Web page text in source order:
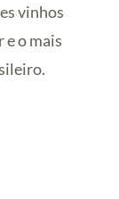
vinhos
e o mais